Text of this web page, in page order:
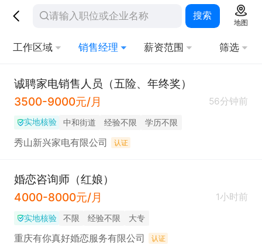
搜索
地图
工作区域 销售经理 薪资范围 筛选
诚聘家电销售人员（五险、年终奖）
3500-9000元/月
56分钟前
实地核验 中和街道 经验不限 学历不限
秀山新兴家电有限公司 认证
婚恋咨询师（红娘）
4000-8000元/月
1小时前
实地核验 不限 经验不限 大专
重庆有你真好婚恋服务有限公司 认证